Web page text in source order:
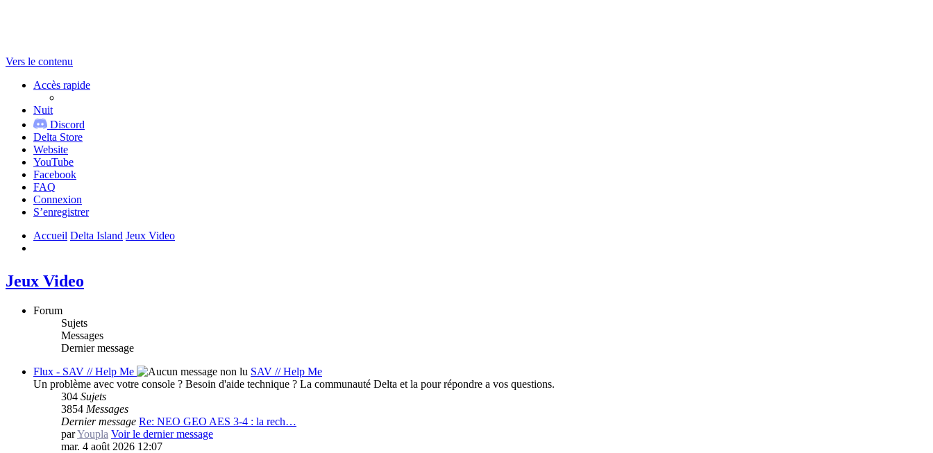
Vers le contenu
Accès rapide
Nuit
Discord
Delta Store
Website
YouTube
Facebook
FAQ
Connexion
S’enregistrer
Accueil Delta Island Jeux Video
Jeux Video
Forum
Sujets
Messages
Dernier message
Flux - SAV // Help Me
SAV // Help Me
Un problème avec votre console ? Besoin d'aide technique ? La communauté Delta et la pour répondre a vos questions.
304 Sujets
3854 Messages
Dernier message Re: NEO GEO AES 3-4 : la rech…
parYoupla Voir le dernier message
mar. 4 août 2026 12:07